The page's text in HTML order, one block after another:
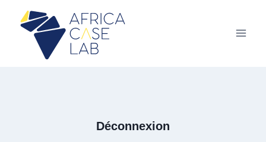
contenu
Déconnexion